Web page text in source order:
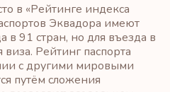
в «Рейтинге индекса
Эквадора имеют
в 91 стран, но для въезда в
Рейтинг паспорта
с другими мировыми
путём сложения